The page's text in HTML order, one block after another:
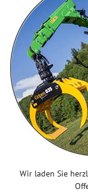
Wir laden Sie